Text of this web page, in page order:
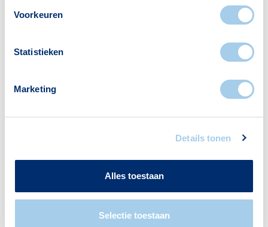
Voorkeuren
Statistieken
Marketing
Details tonen
Alles toestaan
Selectie toestaan
Supermarkten Restaurants